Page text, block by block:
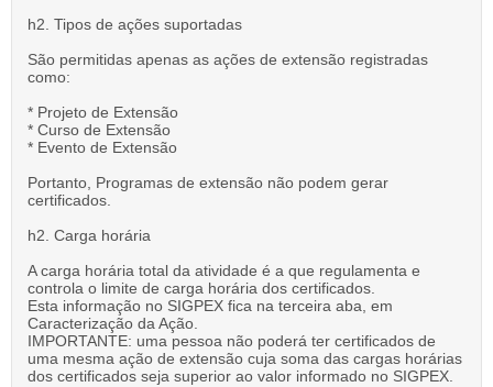
h2. Tipos de ações suportadas
São permitidas apenas as ações de extensão registradas
como:
* Projeto de Extensão
* Curso de Extensão
* Evento de Extensão
Portanto, Programas de extensão não podem gerar
certificados.
h2. Carga horária
A carga horária total da atividade é a que regulamenta e
controla o limite de carga horária dos certificados.
Esta informação no SIGPEX fica na terceira aba, em
Caracterização da Ação.
IMPORTANTE: uma pessoa não poderá ter certificados de
uma mesma ação de extensão cuja soma das cargas horárias
dos certificados seja superior ao valor informado no SIGPEX.